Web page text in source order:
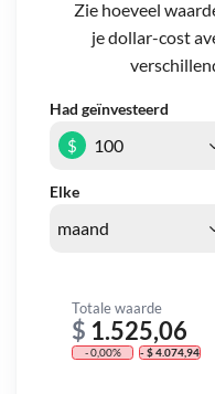
Zie hoeveel
je dollar-cost
Had geïnvesteerd
Elke
$
Totale waarde
$ 1.525,06
- 0,00% - $ 4.074,94